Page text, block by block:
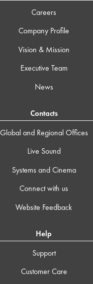
Careers
Company Profile
Vision & Mission
Executive Team
News
Contacts
Global and Regional Offices
Live Sound
Systems and Cinema
Connect with us
Website Feedback
Help
Support
Customer Care